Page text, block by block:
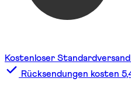
Kostenloser
Rücksendungen kosten